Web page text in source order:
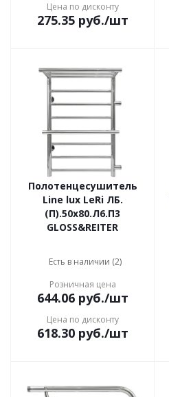
Цена по дисконту
275.35руб./шт
Полотенцесушитель
Line lux LeRi ЛБ.
(П).50х80.Л6.П3
GLOSS&REITER
Есть в наличии (2)
Розничная цена
644.06руб./шт
Цена по дисконту
618.30руб./шт